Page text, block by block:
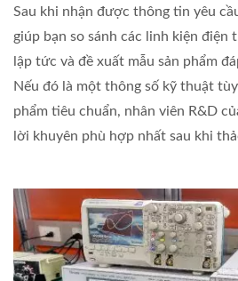
Sau khi nhận được thông tin yêu
giúp bạn so sánh các linh kiện điện
lập tức và đề xuất mẫu sản phẩm
Nếu đó là một thông số kỹ thuật
phẩm tiêu chuẩn, nhân viên R&D
lời khuyên phù hợp nhất sau khi